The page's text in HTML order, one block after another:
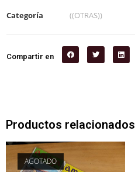
Categoría ((OTRAS))
Compartir en
Productos relacionados
AGOTADO